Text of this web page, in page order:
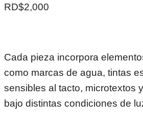
RD$2,000
Cada pieza incorpora
como marcas de agua, tintas
sensibles al tacto, microtextos
bajo distintas condiciones de